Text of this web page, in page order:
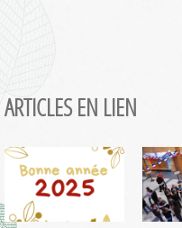
ARTICLES EN LIEN